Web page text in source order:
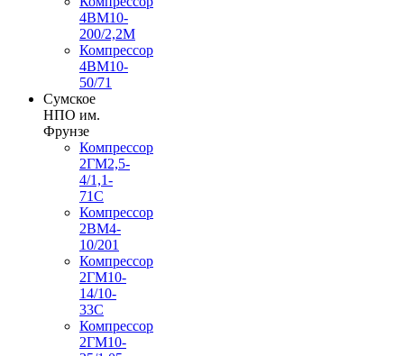
4ВМ10-
200/2,2М
Компрессор
4ВМ10-
50/71
Сумское
НПО им.
Фрунзе
Компрессор
2ГМ2,5-
4/1,1-
71С
Компрессор
2ВМ4-
10/201
Компрессор
2ГМ10-
14/10-
33С
Компрессор
2ГМ10-